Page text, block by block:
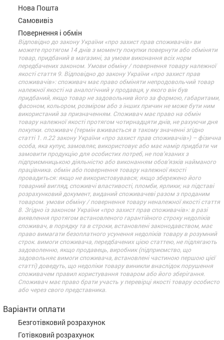
Нова Пошта
Самовивіз
Повернення і обмін
Відповідно до закону України «про захист прав споживачів» ви
можете протягом 14 днів з моменту покупки повернути або обміняти
товар, придбаний в магазині, за умови виконання всіх норм
передбачених законом. Умови обміну / повернення товару належної
якості стаття 9. Відповідно до закону України «про захист прав
споживачів»: споживач має право обміняти непродовольчий товар
належної якості на аналогічний у продавця, у якого він був
придбаний, якщо товар не задовольнив його за формою, габаритами,
фасоном, кольором, розміром або з інших причин не може бути ним
використаний за призначенням. Споживач має право на обмін
товару належної якості протягом чотирнадцяти днів, не рахуючи дня
покупки. споживач (термін вживається в такому значенні згідно
статті 1. п.22 закону України «про захист прав споживачів») – фізична
особа, яка купує, замовляє, використовує або має намір придбати чи
замовити продукцію для особистих потреб, не пов’язаних з
підприємницькою діяльністю або виконанням обов’язків найманого
працівника. обмін або повернення товару належної якості
провадиться: якщо не використовувався; якщо збережено його
товарний вигляд, споживчі властивості, пломби, ярлики; на підставі
розрахунковий документ, виданий споживачеві разом з проданим
товаром. умови обміну / повернення товару неналежної якості стаття
8. Згідно із законом України «про захист прав споживачів»: в разі
виявлення протягом встановленого гарантійного строку недоліків
споживач, в порядку та в строки, встановлені законодавством, має
право вимагати безоплатного усунення недоліків товару в розумний
строк. вимоги споживача, передбачених цією статтею, не підлягають
задоволенню, якщо продавець, виробник (підприємство, що
задовольняє вимоги споживача, встановлені частиною першою цієї
статті) доведуть, що недоліки товару виникли внаслідок порушення
споживачем правил користування товаром або його зберігання.
Споживач має право брати участь у перевірці якості товару особисто
або через свого представника.
Варіанти оплати
Безготівковий розрахунок
Готівковий розрахунок